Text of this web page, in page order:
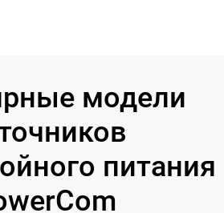
модели
питания